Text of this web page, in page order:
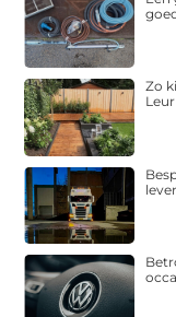
Zo
Leur